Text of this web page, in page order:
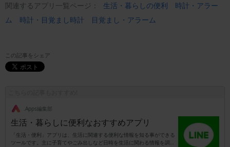
関連するアプリ一覧ページ： 生活・暮らしの便利
時計・アラー
ム
時計・目覚まし時計 目覚まし・アラーム
この記事をシェア
.Apps編集部
生活・暮らしに便利なおすすめアプリ
「生活・便利」アプリは、生活に関連する便利な情報を知る事ができる
ツールです。主に子育てやごみ出しなど日時を生活に関わる情報を調べ